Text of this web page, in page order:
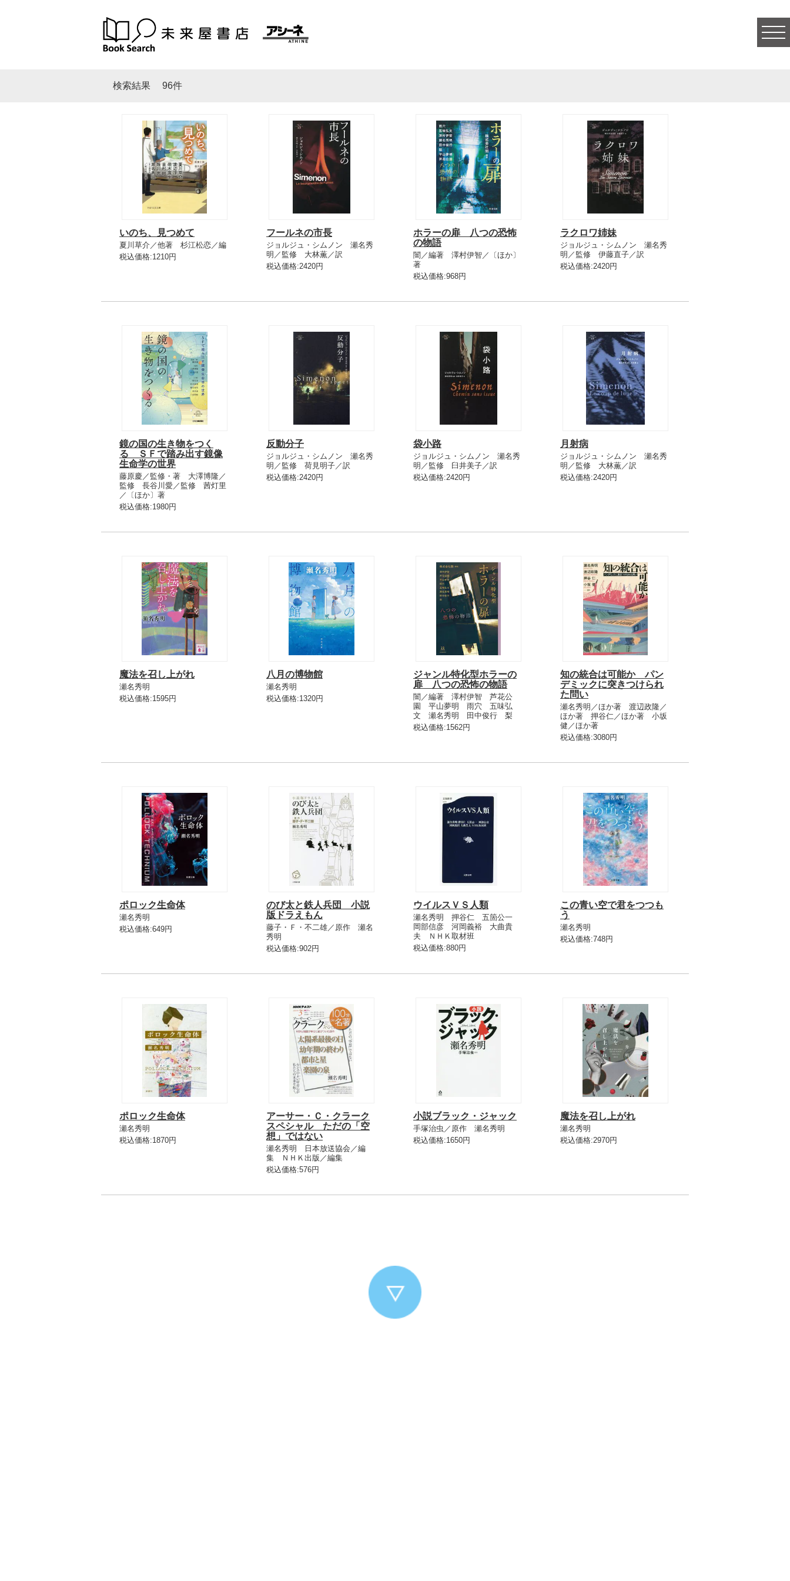
検索結果 96件
いのち、見つめて
夏川草介／他著 杉江松恋／編
税込価格:1210円
フールネの市長
ジョルジュ・シムノン 瀬名秀
明／監修 大林薫／訳
税込価格:2420円
ホラーの扉 八つの恐怖
の物語
闇／編著 澤村伊智／〔ほか〕
著
税込価格:968円
ラクロワ姉妹
ジョルジュ・シムノン 瀬名秀
明／監修 伊藤直子／訳
税込価格:2420円
鏡の国の生き物をつく
る ＳＦで踏み出す鏡像
生命学の世界
藤原慶／監修・著 大澤博隆／
監修 長谷川愛／監修 茜灯里
／〔ほか〕著
税込価格:1980円
反動分子
ジョルジュ・シムノン 瀬名秀
明／監修 荷見明子／訳
税込価格:2420円
袋小路
ジョルジュ・シムノン 瀬名秀
明／監修 臼井美子／訳
税込価格:2420円
月射病
ジョルジュ・シムノン 瀬名秀
明／監修 大林薫／訳
税込価格:2420円
魔法を召し上がれ
瀬名秀明
税込価格:1595円
八月の博物館
瀬名秀明
税込価格:1320円
ジャンル特化型ホラーの
扉 八つの恐怖の物語
闇／編著 澤村伊智 芦花公
園 平山夢明 雨穴 五味弘
文 瀬名秀明 田中俊行 梨
税込価格:1562円
知の統合は可能か パン
デミックに突きつけられ
た問い
瀬名秀明／ほか著 渡辺政隆／
ほか著 押谷仁／ほか著 小坂
健／ほか著
税込価格:3080円
ポロック生命体
瀬名秀明
税込価格:649円
のび太と鉄人兵団 小説
版ドラえもん
藤子・Ｆ・不二雄／原作 瀬名
秀明
税込価格:902円
ウイルスＶＳ人類
瀬名秀明 押谷仁 五箇公一
岡部信彦 河岡義裕 大曲貴
夫 ＮＨＫ取材班
税込価格:880円
この青い空で君をつつも
う
瀬名秀明
税込価格:748円
ポロック生命体
瀬名秀明
税込価格:1870円
アーサー・Ｃ・クラーク
スペシャル ただの「空
想」ではない
瀬名秀明 日本放送協会／編
集 ＮＨＫ出版／編集
税込価格:576円
小説ブラック・ジャック
手塚治虫／原作 瀬名秀明
税込価格:1650円
魔法を召し上がれ
瀬名秀明
税込価格:2970円